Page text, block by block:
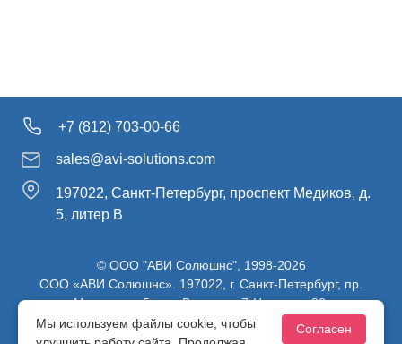
+7 (812) 703-00-66
sales@avi-solutions.com
197022, Санкт-Петербург, проспект Медиков, д.
5, литер В
© ООО "АВИ Солюшнс", 1998-2026
ООО «АВИ Солюшнс». 197022, г. Санкт-Петербург, пр.
Медиков, д.5, лит. В, ч. пом. 7-Н, ч. ком. 82.
ИНН 7813470830 / КПП 781301001 / ОГРН 1107847137980
Мы используем файлы cookie, чтобы
Согласен